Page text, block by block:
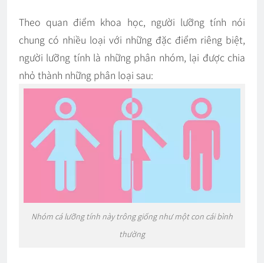
Theo quan điểm khoa học, người lưỡng tính nói
chung có nhiều loại với những đặc điểm riêng biệt,
người lưỡng tính là những phân nhóm, lại được chia
nhỏ thành những phân loại sau:
Nhóm cá lưỡng tính này trông giống như một con cái bình
thường